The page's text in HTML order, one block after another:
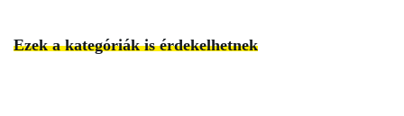
Ezek a kategóriák is érdekelhetnek